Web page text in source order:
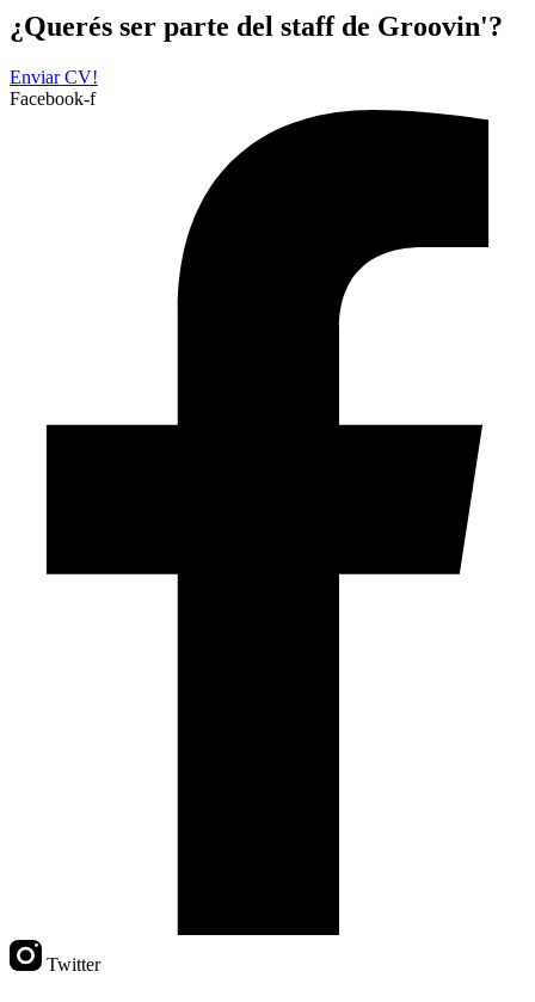
¿Querés ser parte del staff de Groovin'?
Enviar CV!
Facebook-f
Twitter